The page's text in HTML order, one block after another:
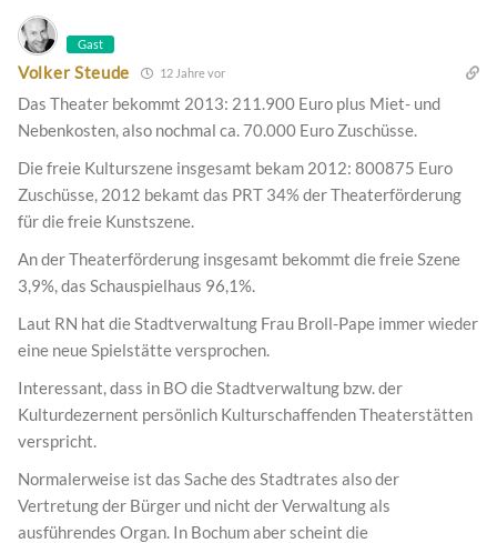
Gast
Volker Steude 12 Jahre vor
Das Theater bekommt 2013: 211.900 Euro plus Miet- und
Nebenkosten, also nochmal ca. 70.000 Euro Zuschüsse.
Die freie Kulturszene insgesamt bekam 2012: 800875 Euro
Zuschüsse, 2012 bekamt das PRT 34% der Theaterförderung
für die freie Kunstszene.
An der Theaterförderung insgesamt bekommt die freie Szene
3,9%, das Schauspielhaus 96,1%.
Laut RN hat die Stadtverwaltung Frau Broll-Pape immer wieder
eine neue Spielstätte versprochen.
Interessant, dass in BO die Stadtverwaltung bzw. der
Kulturdezernent persönlich Kulturschaffenden Theaterstätten
verspricht.
Normalerweise ist das Sache des Stadtrates also der
Vertretung der Bürger und nicht der Verwaltung als
ausführendes Organ. In Bochum aber scheint die